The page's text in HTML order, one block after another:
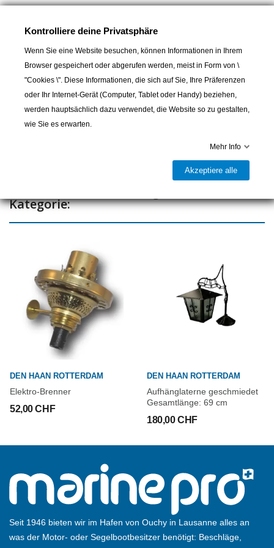
In den Warenkorb
Letzter Artikel auf Lager
Teilen
Kategorie:
DEN HAAN ROTTERDAM
Elektro-Brenner
52,00 CHF
DEN HAAN ROTTERDAM
Aufhänglaterne geschmiedet
Gesamtlänge: 69 cm
180,00 CHF
Seit 1946 bieten wir im Hafen von Ouchy in Lausanne alles an
was der Motor- oder Segelbootbesitzer benötigt: Beschläge,
Kontrolliere deine Privatsphäre
Wenn Sie eine Website besuchen, können Informationen in Ihrem
Browser gespeichert oder abgerufen werden, meist in Form von \
"Cookies \". Diese Informationen, die sich auf Sie, Ihre Präferenzen
oder Ihr Internet-Gerät (Computer, Tablet oder Handy) beziehen,
werden hauptsächlich dazu verwendet, die Website so zu gestalten,
wie Sie es erwarten.
Mehr Info
Akzeptiere alle